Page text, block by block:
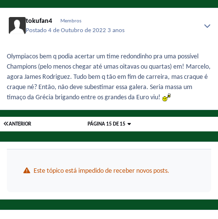
tokufan4 Membros
Postado4 de Outubro de 2022 3 anos
Olympiacos bem q podia acertar um time redondinho pra uma possível
Champions (pelo menos chegar até umas oitavas ou quartas) em! Marcelo,
agora James Rodriguez. Tudo bem q tão em fim de carreira, mas craque é
craque né? Então, não deve subestimar essa galera. Seria massa um
timaço da Grécia brigando entre os grandes da Euro viu!
ANTERIOR PÁGINA 15 DE 15
Este tópico está impedido de receber novos posts.